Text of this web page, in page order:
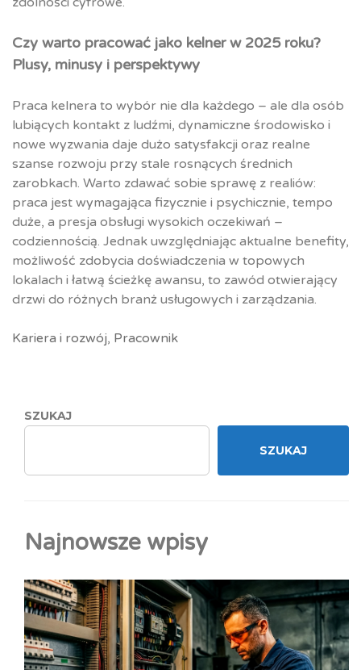
Czy warto pracować jako kelner w 2025 roku?
Plusy, minusy i perspektywy
Praca kelnera to wybór nie dla każdego – ale dla osób
lubiących kontakt z ludźmi, dynamiczne środowisko i
nowe wyzwania daje dużo satysfakcji oraz realne
szanse rozwoju przy stale rosnących średnich
zarobkach. Warto zdawać sobie sprawę z realiów:
praca jest wymagająca fizycznie i psychicznie, tempo
duże, a presja obsługi wysokich oczekiwań –
codziennością. Jednak uwzględniając aktualne benefity,
możliwość zdobycia doświadczenia w topowych
lokalach i łatwą ścieżkę awansu, to zawód otwierający
drzwi do różnych branż usługowych i zarządzania.
Kariera i rozwój, Pracownik
SZUKAJ
SZUKAJ
Najnowsze wpisy